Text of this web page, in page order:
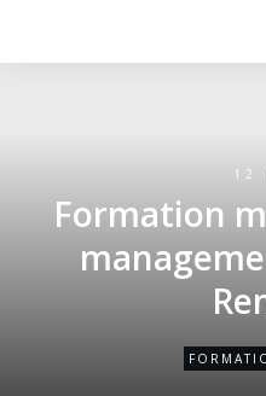
12
Formation